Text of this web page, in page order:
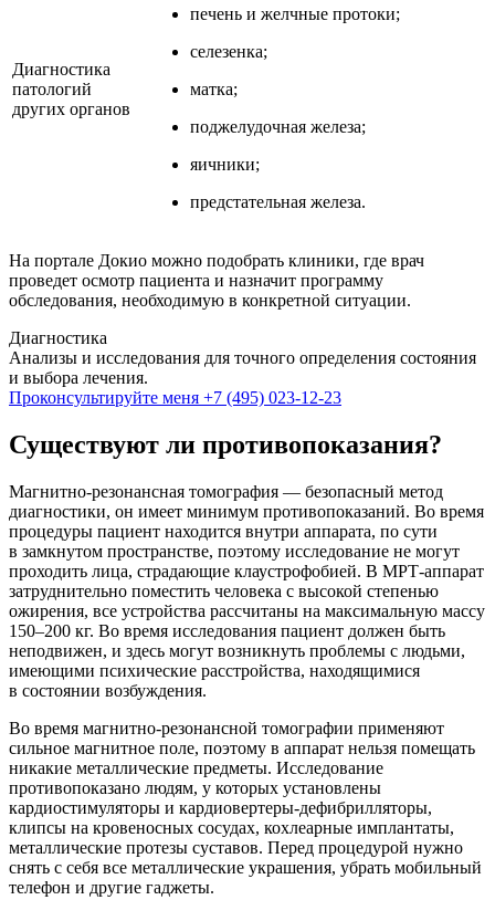
Диагностика
патологий
других органов
печень и желчные протоки;
селезенка;
матка;
поджелудочная железа;
яичники;
предстательная железа.
На портале Докио можно подобрать клиники, где врач
проведет осмотр пациента и назначит программу
обследования, необходимую в конкретной ситуации.
Диагностика
Анализы и исследования для точного определения состояния
и выбора лечения.
Проконсультируйте меня +7 (495) 023-12-23
Существуют ли противопоказания?
Магнитно-резонансная томография — безопасный метод
диагностики, он имеет минимум противопоказаний. Во время
процедуры пациент находится внутри аппарата, по сути
в замкнутом пространстве, поэтому исследование не могут
проходить лица, страдающие клаустрофобией. В МРТ-аппарат
затруднительно поместить человека с высокой степенью
ожирения, все устройства рассчитаны на максимальную массу
150–200 кг. Во время исследования пациент должен быть
неподвижен, и здесь могут возникнуть проблемы с людьми,
имеющими психические расстройства, находящимися
в состоянии возбуждения.
Во время магнитно-резонансной томографии применяют
сильное магнитное поле, поэтому в аппарат нельзя помещать
никакие металлические предметы. Исследование
противопоказано людям, у которых установлены
кардиостимуляторы и кардиовертеры-дефибрилляторы,
клипсы на кровеносных сосудах, кохлеарные имплантаты,
металлические протезы суставов. Перед процедурой нужно
снять с себя все металлические украшения, убрать мобильный
телефон и другие гаджеты.